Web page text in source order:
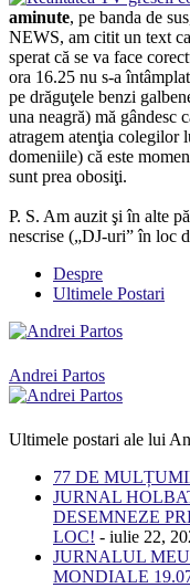
aminute, pe banda de
NEWS, am citit un text
sperat că se va face
ora 16.25 nu s-a
pe drăguţele benzi
una neagră) mă gândesc
atragem atenţia colegilor
domeniile) că este
sunt prea obosiţi.
P. S. Am auzit şi în alte
nescrise („DJ-uri” în loc
Despre
Ultimele Postari
Andrei Partos
Ultimele postari ale lui
77 DE
JURNAL
DESEMNEZE
LOC! - iulie 22,
JURNALUL
MONDIALE